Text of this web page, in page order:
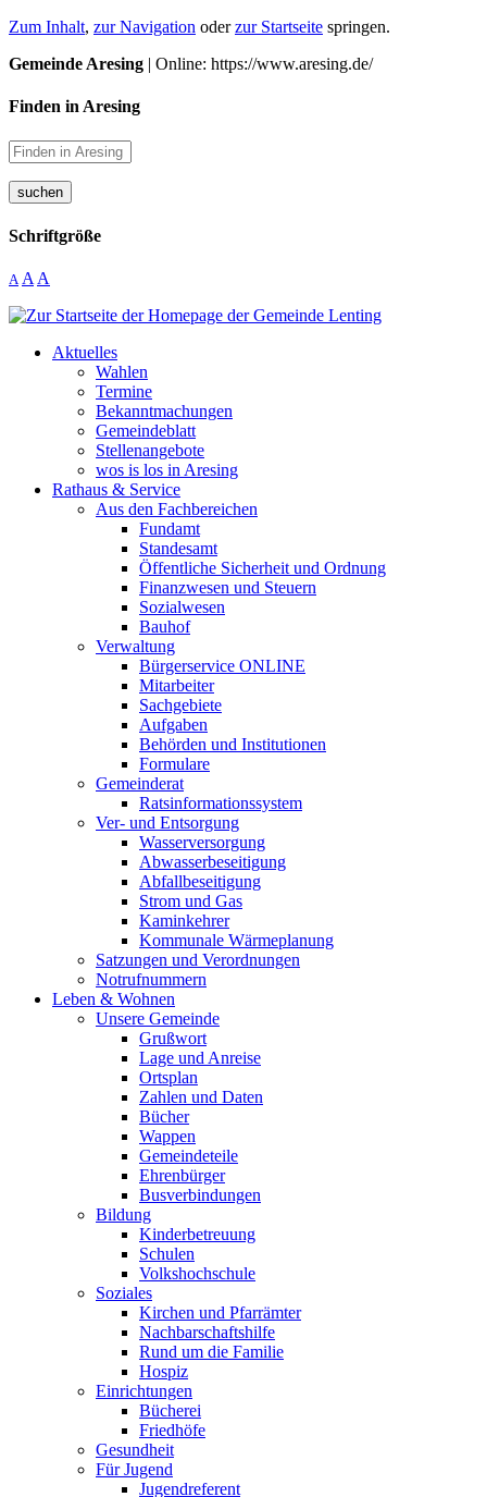
Zum Inhalt, zur Navigation oderzur Startseite springen.
Gemeinde Aresing | Online: https://www.aresing.de/
Finden in Aresing
suchen
Schriftgröße
A A A
Aktuelles
Wahlen
Termine
Bekanntmachungen
Gemeindeblatt
Stellenangebote
wos is los in Aresing
Rathaus & Service
Aus den Fachbereichen
Fundamt
Standesamt
Öffentliche Sicherheit und Ordnung
Finanzwesen und Steuern
Sozialwesen
Bauhof
Verwaltung
Bürgerservice ONLINE
Mitarbeiter
Sachgebiete
Aufgaben
Behörden und Institutionen
Formulare
Gemeinderat
Ratsinformationssystem
Ver- und Entsorgung
Wasserversorgung
Abwasserbeseitigung
Abfallbeseitigung
Strom und Gas
Kaminkehrer
Kommunale Wärmeplanung
Satzungen und Verordnungen
Notrufnummern
Leben & Wohnen
Unsere Gemeinde
Grußwort
Lage und Anreise
Ortsplan
Zahlen und Daten
Bücher
Wappen
Gemeindeteile
Ehrenbürger
Busverbindungen
Bildung
Kinderbetreuung
Schulen
Volkshochschule
Soziales
Kirchen und Pfarrämter
Nachbarschaftshilfe
Rund um die Familie
Hospiz
Einrichtungen
Bücherei
Friedhöfe
Gesundheit
Für Jugend
Jugendreferent